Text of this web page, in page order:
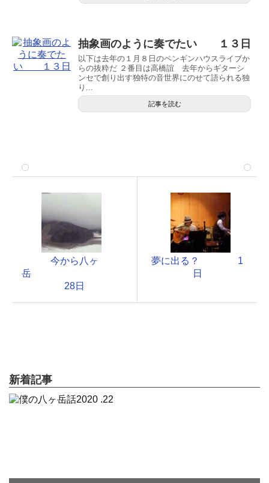
抽象画のように奏でたい １３日
以下は去年の１月８日のペンギンハウスライブか
らの抜粋だ ２番目は高橋誼 去年からギターシ
ンセで創り出す独特の音世界にのせて語られる独
り...
記事を読む
今から八ヶ
岳
28日
夢に出る？ 1
日
新着記事